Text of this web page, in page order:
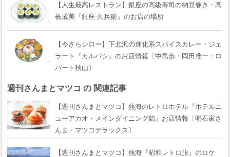
【人生最高レストラン】銀座の高級寿司の納豆巻き・高
橋成美『銀座 久兵衛』のお店の場所
【今さらシロー】下北沢の進化系スパイスカレー・ジェ
ラート『カルパシ』のお店情報〔中島歩・岡田准一・ロ
バート秋山〕
週刊さんまとマツコ の 関連記事
【週刊さんまとマツコ】熱海のレトロホテル『ホテルニ
ューアカオ・メインダイニング錦』お店情報〔明石家さ
んま・マツコデラックス〕
【週刊さんまとマツコ】熱海『昭和レトロ旅』のロケ